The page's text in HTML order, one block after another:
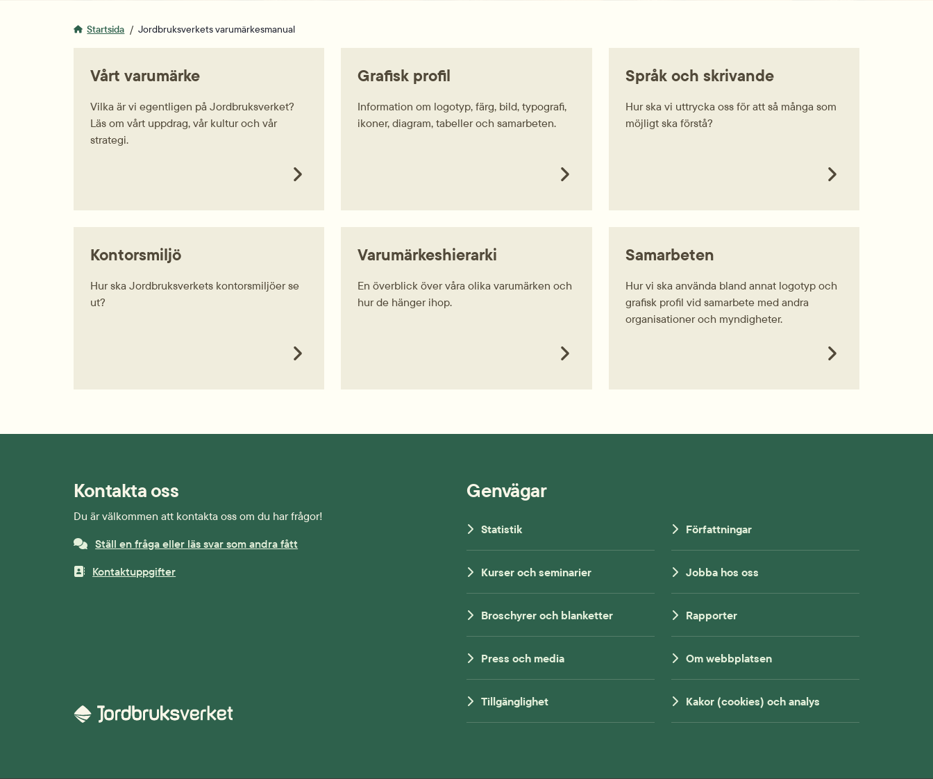
Startsida Jordbruksverkets varumärkesmanual
Vårt varumärke
Vilka är vi egentligen på Jordbruksverket?
Läs om vårt uppdrag, vår kultur och vår
strategi.
Grafisk profil
Information om logotyp, färg, bild, typografi,
ikoner, diagram, tabeller och samarbeten.
Språk och skrivande
Hur ska vi uttrycka oss för att så många som
möjligt ska förstå?
Kontorsmiljö
Hur ska Jordbruksverkets kontorsmiljöer se
ut?
Varumärkeshierarki
En överblick över våra olika varumärken och
hur de hänger ihop.
Samarbeten
Hur vi ska använda bland annat logotyp och
grafisk profil vid samarbete med andra
organisationer och myndigheter.
Kontakta oss
Du är välkommen att kontakta oss om du har frågor!
Ställ en fråga eller läs svar som andra fått
Kontaktuppgifter
Genvägar
Statistik Författningar
Kurser och seminarier Jobba hos oss
Broschyrer och blanketter Rapporter
Press och media Om webbplatsen
Tillgänglighet Kakor (cookies) och analys